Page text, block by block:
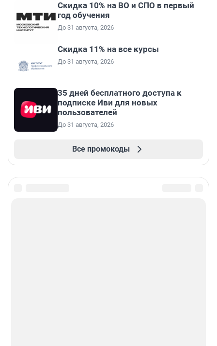
Скидка 10% на ВО и СПО в первый
год обучения
До 31 августа, 2026
Скидка 11% на все курсы
До 31 августа, 2026
35 дней бесплатного доступа к
подписке Иви для новых
пользователей
До 31 августа, 2026
Все промокоды